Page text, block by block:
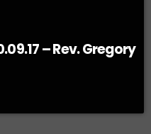
– Rev. Gregory